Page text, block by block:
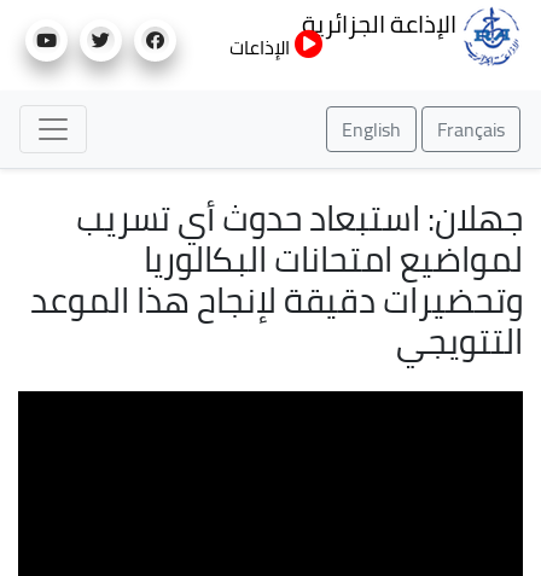
إلى
الإذاعة الجزائرية
الإذاعات
Français
English
جهلان: استبعاد حدوث أي تسريب
لمواضيع امتحانات البكالوريا
وتحضيرات دقيقة لإنجاح هذا الموعد
التتويجي